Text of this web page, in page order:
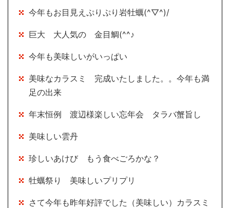
今年もお目見えぷりぷり岩牡蠣(^▽^)/
巨大 大人気の 金目鯛(^^♪
今年も美味しいがいっぱい
美味なカラスミ 完成いたしました。。今年も満
足の出来
年末恒例 渡辺様楽しい忘年会 タラバ蟹旨し
美味しい雲丹
珍しいあけび もう食べごろかな？
牡蠣祭り 美味しいプリプリ
さて今年も昨年好評でした（美味しい）カラスミ